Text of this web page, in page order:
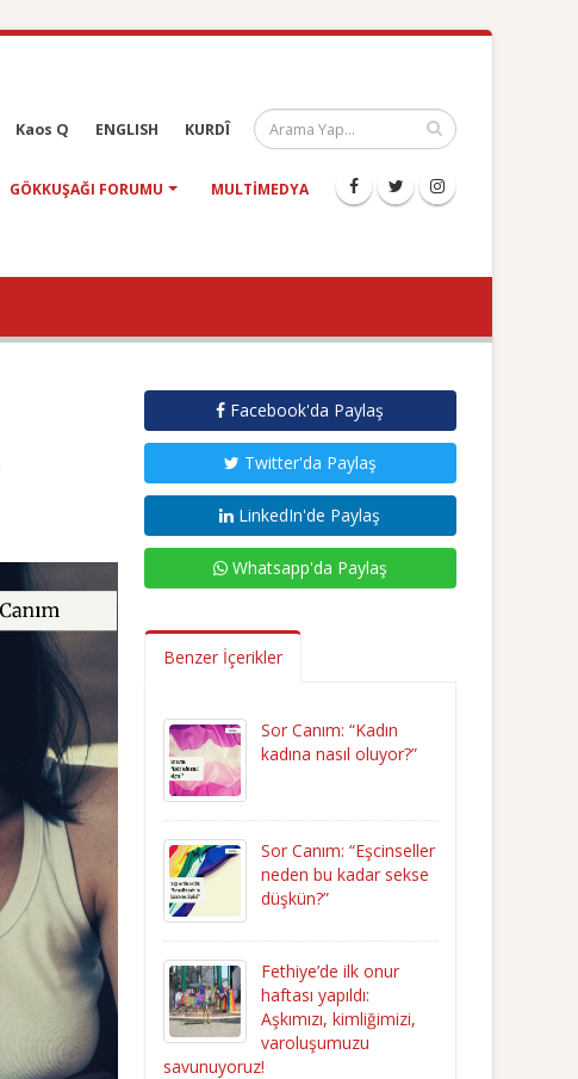
Kaos Q ENGLISH KURDÎ
GÖKKUŞAĞI FORUMU MULTIMEDYA
Facebook'da Paylaş
Twitter'da Paylaş
LinkedIn'de Paylaş
Whatsapp'da Paylaş
Benzer İçerikler
Sor Canım: “Kadın
kadına nasıl oluyor?”
Sor Canım: “Eşcinseller
neden bu kadar sekse
düşkün?”
Fethiye’de ilk onur
haftası yapıldı:
Aşkımızı, kimliğimizi,
varoluşumuzu
savunuyoruz!